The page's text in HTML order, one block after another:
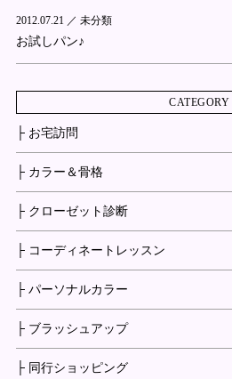
2012.07.21 ／ 未分類
お試しパン♪
CATEGORY
├ お宅訪問
├ カラー＆骨格
├ クローゼット診断
├ コーディネートレッスン
├ パーソナルカラー
├ ブラッシュアップ
├ 同行ショッピング